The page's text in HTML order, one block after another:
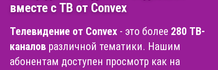
вместе с ТВ от Convex
Телевидение от Convex - это более 280 ТВ-
каналов различной тематики. Нашим
абонентам доступен просмотр как на